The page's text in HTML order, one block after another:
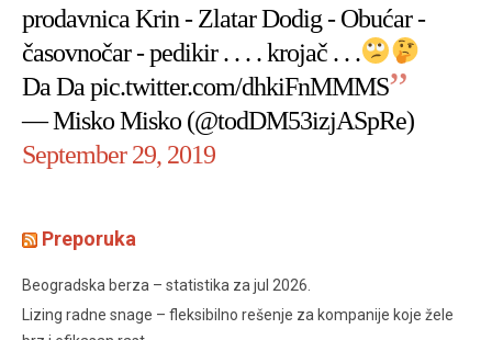
prodavnica Krin - Zlatar Dodig - Obućar -
časovnočar - pedikir . . . . krojač . . .
Da Da pic.twitter.com/dhkiFnMMMS
— Misko Misko (@todDM53izjASpRe)
September 29, 2019
Preporuka
Beogradska berza – statistika za jul 2026.
Lizing radne snage – fleksibilno rešenje za kompanije koje žele